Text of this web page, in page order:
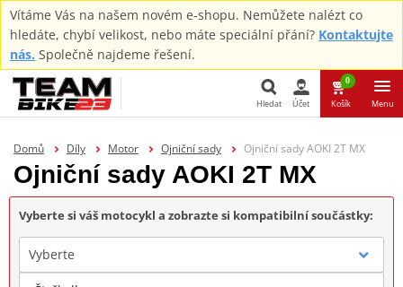
Vítáme Vás na našem novém e-shopu. Nemůžete nalézt co
hledáte, chybí velikost, nebo máte speciální přání? Kontaktujte
nás. Společně najdeme řešení.
Hledat
Hledat Účet
0
Košík Menu
Domů Díly Motor Ojniční sady Ojniční sady AOKI 2T MX
Ojniční sady AOKI 2T MX
Vyberte si váš motocykl a zobrazte si kompatibilní součástky:
Vyberte